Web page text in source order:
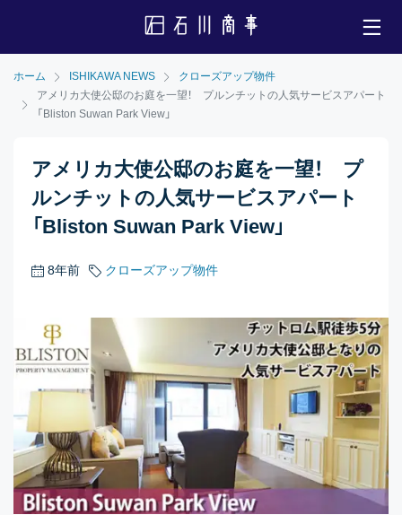
ホーム ISHIKAWA NEWS
クローズアップ物件
アメリカ大使公邸のお庭を一望！ プルンチットの人気サービスアパート
「Bliston Suwan Park View」
アメリカ大使公邸のお庭を一望！ プ
ルンチットの人気サービスアパート
「Bliston Suwan Park View」
8年前 クローズアップ物件